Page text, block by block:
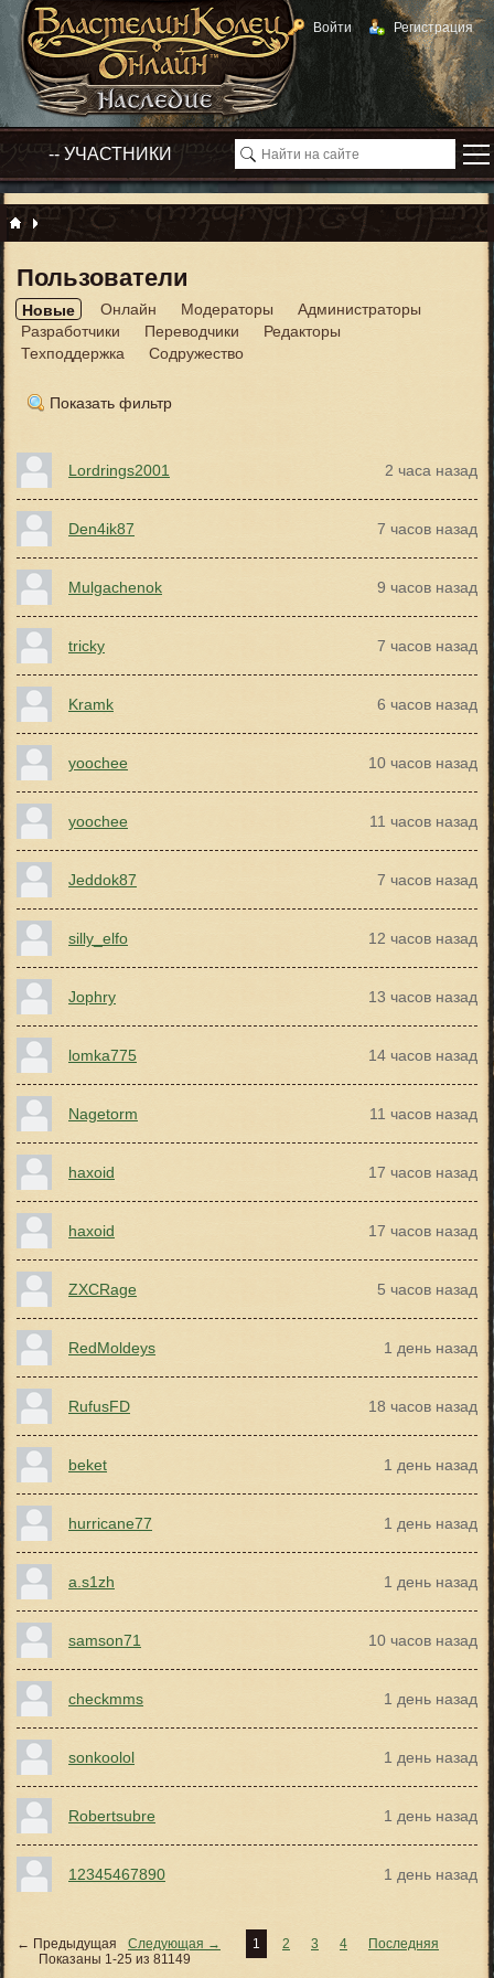
Войти Регистрация
Пользователи
Новые Онлайн Модераторы
Администраторы
Разработчики
Переводчики
Редакторы
Техподдержка
Содружество
Показать фильтр
Lordrings2001 2 часа назад
Den4ik87 7 часов назад
Mulgachenok 9 часов назад
tricky 7 часов назад
Kramk 6 часов назад
yoochee 10 часов назад
yoochee 11 часов назад
Jeddok87 7 часов назад
silly_elfo 12 часов назад
Jophry 13 часов назад
lomka775 14 часов назад
Nagetorm 11 часов назад
haxoid 17 часов назад
haxoid 17 часов назад
ZXCRage 5 часов назад
RedMoldeys 1 день назад
RufusFD 18 часов назад
beket 1 день назад
hurricane77 1 день назад
a.s1zh 1 день назад
samson71 10 часов назад
checkmms 1 день назад
sonkoolol 1 день назад
Robertsubre 1 день назад
12345467890 1 день назад
← Предыдущая Следующая → 1 2 3 4
Последняя
Показаны 1-25 из 81149